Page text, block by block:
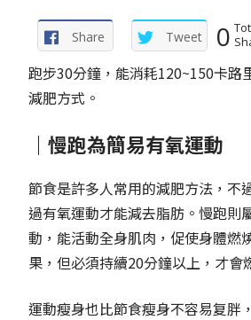
Share Tweet 0
跑步30分鐘，能消耗120~150卡路
減肥方式。
｜慢跑為簡易有氧運動
節食是許多人常用的減肥方法，不
過有氧運動才能減去脂肪。慢跑則
動，能活動全身肌肉，促使身體燃
果，但必須持續20分鐘以上，才會
運動瘦身也比節食瘦身不容易复胖